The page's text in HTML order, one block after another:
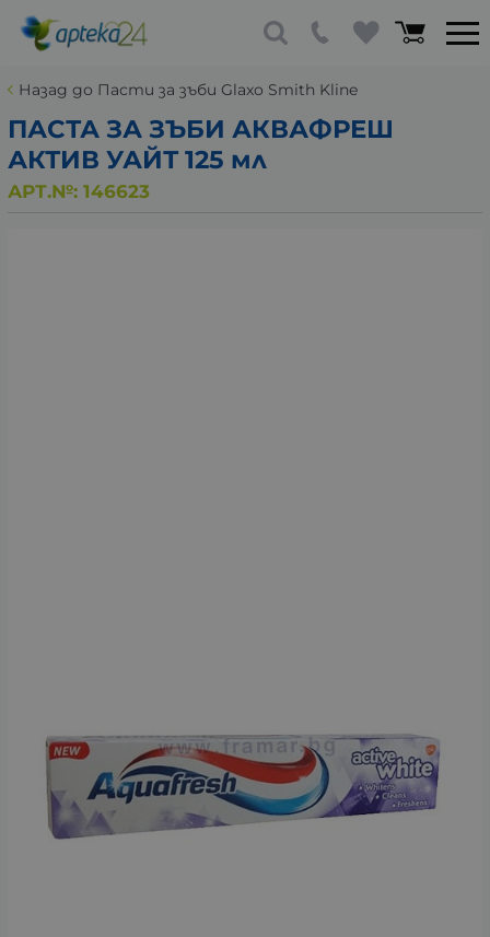
Назад до Пасти за зъби Glaxo Smith Kline
ПАСТА ЗА ЗЪБИ АКВАФРЕШ
АКТИВ УАЙТ 125 мл
АРТ.№: 146623